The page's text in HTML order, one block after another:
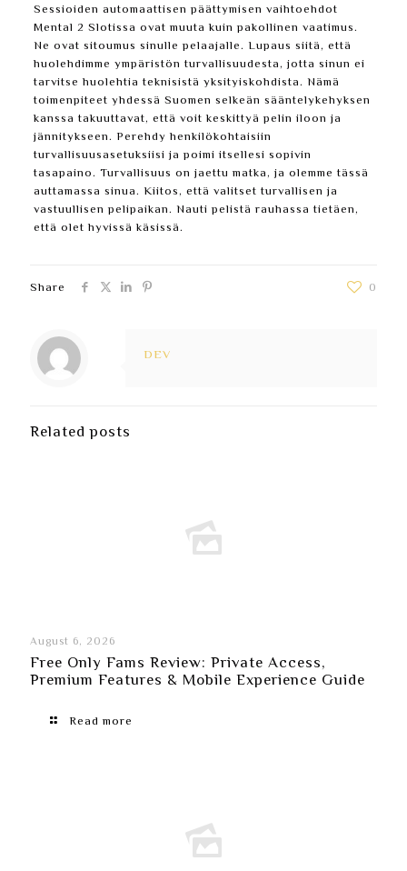
Sessioiden automaattisen päättymisen vaihtoehdot
Mental 2 Slotissa ovat muuta kuin pakollinen vaatimus.
Ne ovat sitoumus sinulle pelaajalle. Lupaus siitä, että
huolehdimme ympäristön turvallisuudesta, jotta sinun ei
tarvitse huolehtia teknisistä yksityiskohdista. Nämä
toimenpiteet yhdessä Suomen selkeän sääntelykehyksen
kanssa takuuttavat, että voit keskittyä pelin iloon ja
jännitykseen. Perehdy henkilökohtaisiin
turvallisuusasetuksiisi ja poimi itsellesi sopivin
tasapaino. Turvallisuus on jaettu matka, ja olemme tässä
auttamassa sinua. Kiitos, että valitset turvallisen ja
vastuullisen pelipaikan. Nauti pelistä rauhassa tietäen,
että olet hyvissä käsissä.
Share 0
DEV
Related posts
August 6, 2026
Free Only Fams Review: Private Access,
Premium Features & Mobile Experience Guide
Read more